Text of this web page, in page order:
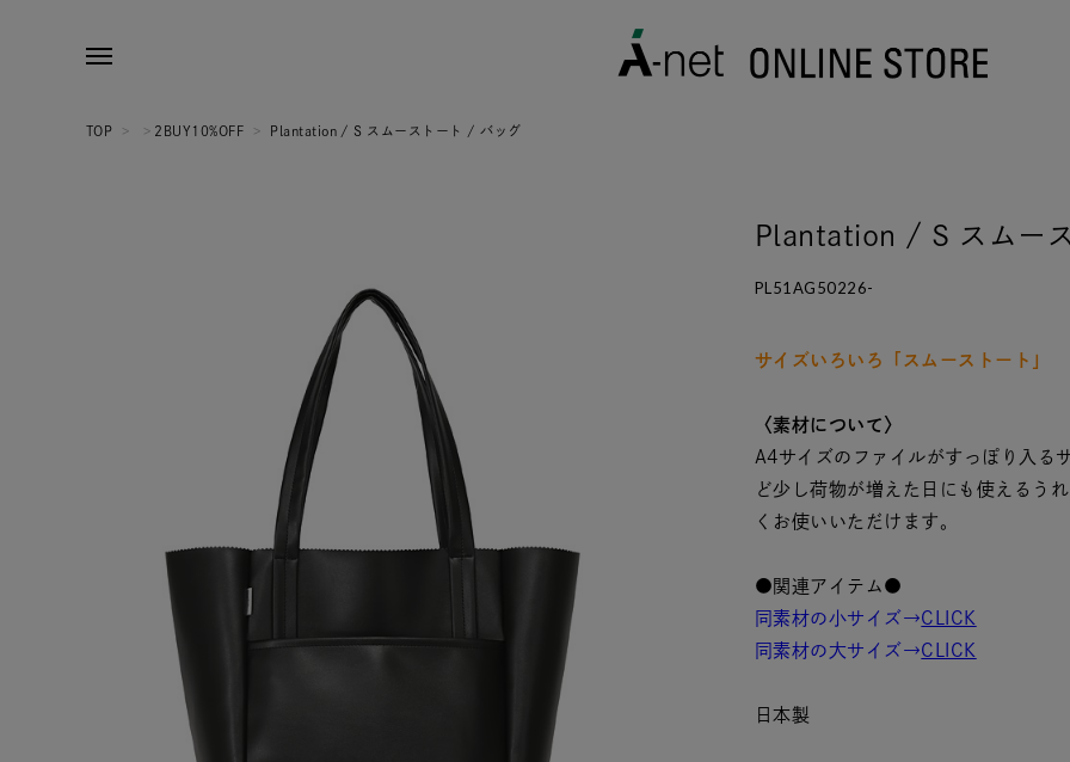
TOP > > 2BUY10%OFF > Plantation / S スムーストート / バッグ
Plantation / S スムー
PL51AG50226-
サイズいろいろ「スムーストート」
〈素材について〉
A4サイズのファイルがすっぽり入る
ど少し荷物が増えた日にも使えるう
くお使いいただけます。
●関連アイテム●
同素材の小サイズ→CLICK
同素材の大サイズ→CLICK
日本製